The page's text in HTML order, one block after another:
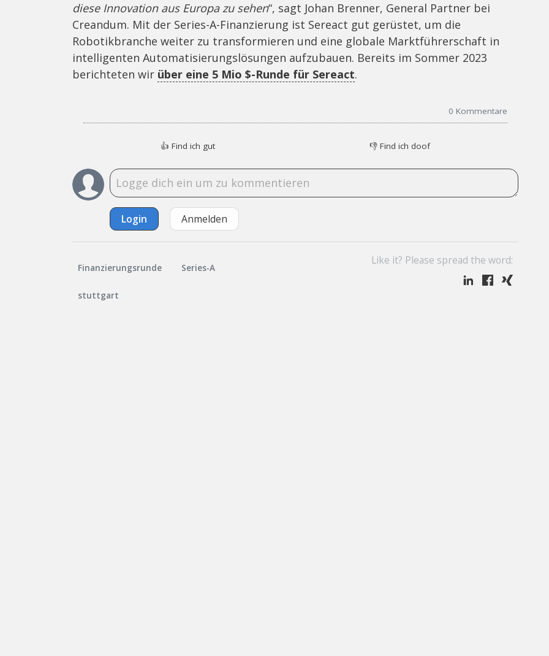
diese Innovation aus Europa zu sehen“, sagt Johan Brenner, General Partner bei
Creandum. Mit der Series-A-Finanzierung ist Sereact gut gerüstet, um die
Robotikbranche weiter zu transformieren und eine globale Marktführerschaft in
intelligenten Automatisierungslösungen aufzubauen. Bereits im Sommer 2023
berichteten wir über eine 5 Mio $-Runde für Sereact.
0 Kommentare
👍 Find ich gut 👎 Find ich doof
Login Anmelden
Finanzierungsrunde Series-A
stuttgart
Like it? Please spread the word: